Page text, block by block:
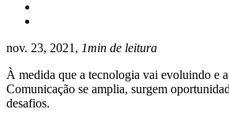
nov. 23, 2021, 1min de leitura
À medida que a tecnologia vai evoluindo e
Comunicação se amplia, surgem
desafios.